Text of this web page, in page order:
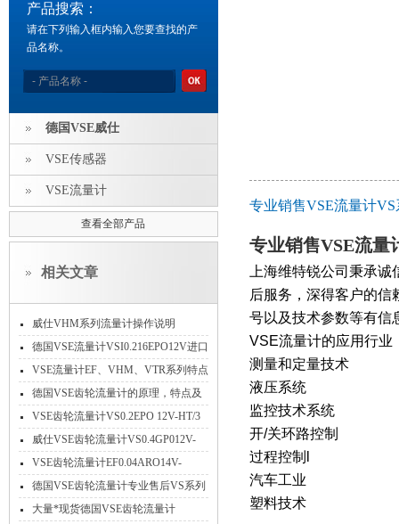
产品搜索：
请在下列输入框内输入您要查找的产
品名称。
德国VSE威仕
VSE传感器
VSE流量计
查看全部产品
相关文章
威仕VHM系列流量计操作说明
德国VSE流量计VSI0.216EPO12V进口
*特点介绍
VSE流量计EF、VHM、VTR系列特点
参数及应用
德国VSE齿轮流量计的原理，特点及
应用
VSE齿轮流量计VS0.2EPO 12V-HT/3
高温不锈钢
威仕VSE齿轮流量计VS0.4GP012V-
32N11/X工作原理
VSE齿轮流量计EF0.04ARO14V-
PNP/2免费选型
德国VSE齿轮流量计专业售后VS系列
大量现货
大量*现货德国VSE齿轮流量计
专业销售VSE流量计
专业销售VSE流量
上海维特锐公司秉承
后服务，深得客户的信
号以及技术参数等有信
VSE流量计的应用行业
测量和定量技术
液压系统
监控技术系统
开/关环路控制
过程控制l
汽车工业
塑料技术